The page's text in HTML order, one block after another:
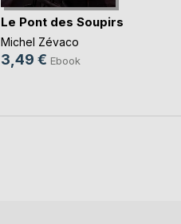
Le Pont des Soupirs
Michel Zévaco
3,49 € Ebook